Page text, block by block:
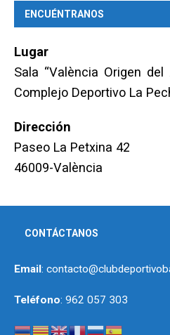
ENCUÉNTRANOS
Lugar
Sala “València Origen
Complejo Deportivo La
Dirección
Paseo La Petxina 42
46009-València
CONTÁCTANOS
Email :
Teléfono: 962 057 303